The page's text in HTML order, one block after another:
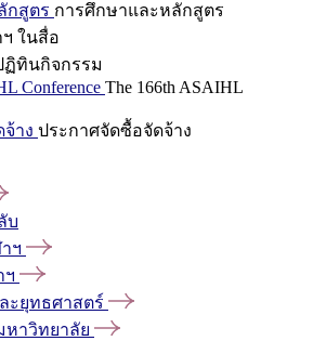
กสูตร การศึกษาและหลักสูตร
ในสื่อ
ฏิทินกิจกรรม
Conference The 166th ASAIHL
าง ประกาศจัดซื้อจัดจ้าง
บ
ฯ
ฯ
ะยุทธศาสตร์
าวิทยาลัย